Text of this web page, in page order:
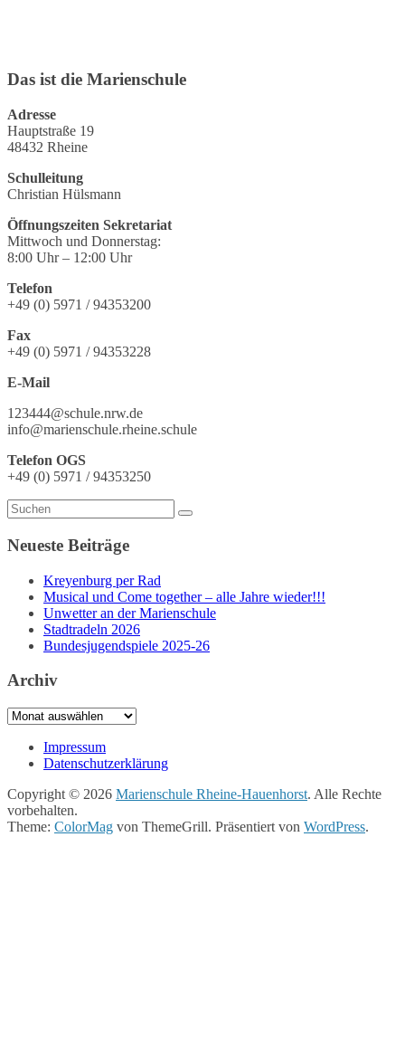
Das ist die Marienschule
Adresse
Hauptstraße 19
48432 Rheine
Schulleitung
Christian Hülsmann
Öffnungszeiten Sekretariat
Mittwoch und Donnerstag:
8:00 Uhr – 12:00 Uhr
Telefon
+49 (0) 5971 / 94353200
Fax
+49 (0) 5971 / 94353228
E-Mail
123444@schule.nrw.de
info@marienschule.rheine.schule
Telefon OGS
+49 (0) 5971 / 94353250
Neueste Beiträge
Kreyenburg per Rad
Musical und Come together – alle Jahre wieder!!!
Unwetter an der Marienschule
Stadtradeln 2026
Bundesjugendspiele 2025-26
Archiv
Archiv
Impressum
Datenschutzerklärung
Copyright © 2026 Marienschule Rheine-Hauenhorst. Alle Rechte
vorbehalten.
Theme: ColorMag von ThemeGrill. Präsentiert von WordPress.